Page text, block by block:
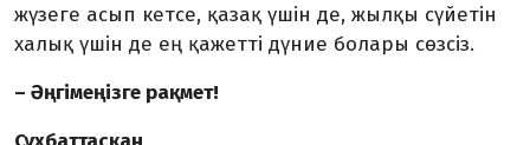
жүзеге асып кетсе, қазақ үшін де, жылқы сүйетін
халық үшін де ең қажетті дүние болары сөзсіз.
– Әңгімеңізге рақмет!